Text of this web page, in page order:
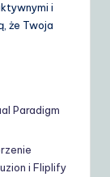
i
że Twoja
Paradigm
i Fliplify